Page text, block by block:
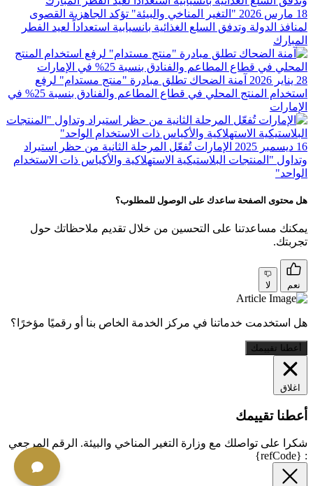
18 مارس 2026
"التغير المناخي والبيئة" تؤكد الجاهزية القصوى
لمنافذ الدولة وتدفق السلع الغذائية بانسيابية استعداداً لعيد الفطر
المبارك
28 يناير 2026
آمنة الضحاك تطلق مبادرة "منتج مستدام" لرفع
استخدام المنتج المحلي في قطاع المطاعم والفنادق بنسبة 25%؜ في
الإمارات
16 ديسمبر 2025
الإمارات تُفعّل المرحلة الثانية من حظر استيراد
وتداول "المنتجات البلاستيكية الاستهلاكية والأكياس ذات الاستخدام
الواحد"
هل محتوى الصفحة ساعدك على الوصول للمطلوب؟
يمكنك مساعدتنا على التحسين من خلال تقديم ملاحظاتك حول
تجربتك.
نعم لا
هل استخدمت خدماتنا في مركز الخدمة الخاص بنا أو رقميًا مؤخرًا؟
أعطنا تقييمك
اغلاق
أعطنا تقييمك
شكرا على تواصلك مع وزارة التغير المناخي والبيئة. الرقم المرجعي
: {refCode}